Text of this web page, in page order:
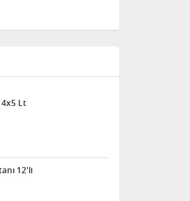
4x5 Lt
12'li